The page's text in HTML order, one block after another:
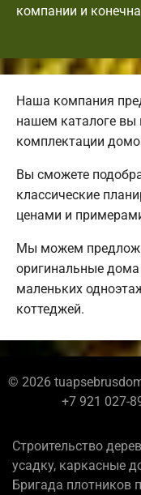
компании и
Наша компания
нашем каталоге вы
комплектации
Вы сможете
классические
ценами и
Мы можем
оригинальные
маленьких
коттеджей.
© 2026
+7 921 027-
Строительство
усадку, каркасные
Бригада плотников